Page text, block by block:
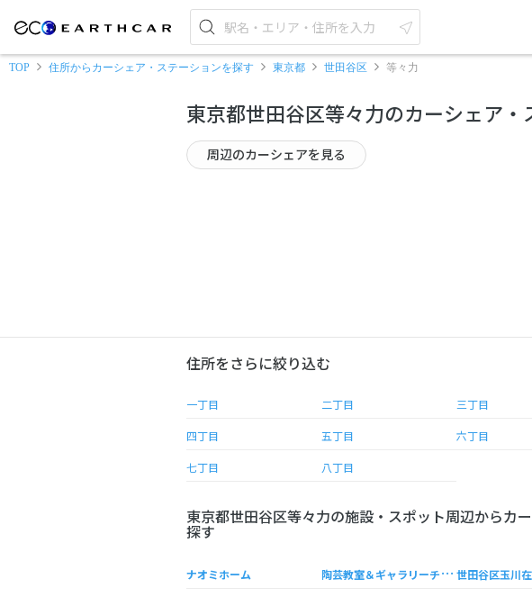
TOP 住所からカーシェア・ステーションを探す 東京都 世田谷区 等々力
東京都世田谷区等々力のカーシェア・
周辺のカーシェアを見る
住所をさらに絞り込む
一丁目 二丁目 三丁目
四丁目 五丁目 六丁目
七丁目 八丁目
東京都世田谷区等々力の施設・スポット周辺からカ
探す
ナオミホーム 陶
芸教室＆ギャラリーチルコロ